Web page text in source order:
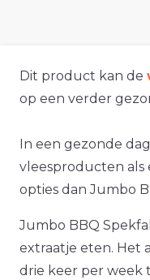
Dit product kan de
op een verder
In een gezonde
vleesproducten als
opties dan Jumbo
Jumbo BBQ
extraatje eten. Het
drie keer per week